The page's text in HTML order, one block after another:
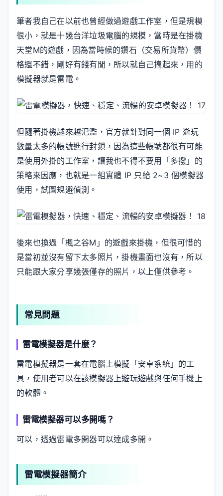
筆者我自己在以前也曾經做過遊戲工作室，但是規模
很小，就是十幾台洋垃圾電腦的規模，當時是在掛機
天堂M的遊戲，因為當時候的鑽石（交易所貨幣）價
格還不錯，剛好有錢有閒，所以就自己搞起來，用的
模擬器就是雷電。
但隨著掛機越來越氾濫，官方就針對同一個 IP 遊玩
數量太多的帳號進行封鎖，因為這些帳號都很有可能
是使用外掛的工作室，讓我也不得不要用「多撥」的
策略來因應，也就是一組實體 IP 只給 2~3 個模擬器
使用，試圖規避偵測。
後來也換過「楓之谷M」的遊戲來掛機，但很可惜的
是當初並沒有留下太多照片，掛機畫面也沒有，所以
只能跟大家分享幾張僅存的照片，以上僅供參考。
常見問題
雷電模擬器是什麼？
雷電模擬器是一套在電腦上模擬「安卓系統」的工
具，使用者可以在該模擬器上遊玩遊戲與任何手機上
的軟體。
雷電模擬器可以多開嗎？
可以，透過雷電多開器可以達成多開。
雷電模擬器簡介